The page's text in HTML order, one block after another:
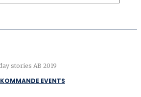
stories AB 2019
EVENTS